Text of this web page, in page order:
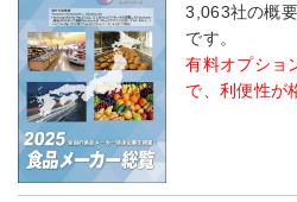
3,063社の概
です。
有料オプショ
で、利便性が